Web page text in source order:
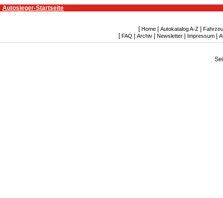
Autosieger-Startseite
[ Home Autokatalog A-Z
[ FAQ Archiv| Newsletter| Impressum|